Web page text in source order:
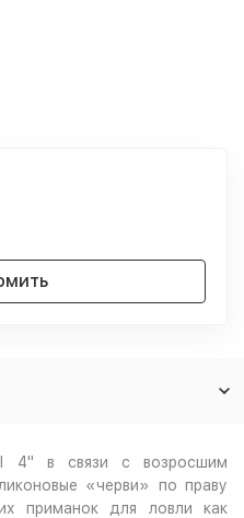
4" в связи с возросшим
«черви» по праву
приманок для ловли как